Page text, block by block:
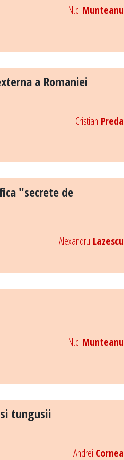
N.c. Munteanu
a Romaniei
Cristian Preda
"secrete de
Alexandru Lazescu
N.c. Munteanu
tungusii
Andrei Cornea